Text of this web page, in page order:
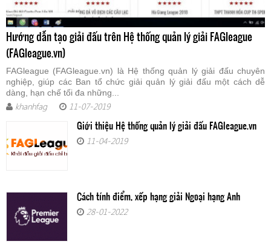
Hướng dẫn tạo giải đấu trên Hệ thống quản lý giải FAGleague
(FAGleague.vn)
FAGleague (FAGleague.vn) là Hệ thống quản lý giải đấu chuyên
nghiệp, giúp các Ban tổ chức giải quản lý giải đấu một cách dễ
dàng, hạn chế tối đa những...
khanhfag 11-07-2019
Giới thiệu Hệ thống quản lý giải đấu FAGleague.vn
11-04-2019
Cách tính điểm, xếp hạng giải Ngoại hạng Anh
28-01-2022